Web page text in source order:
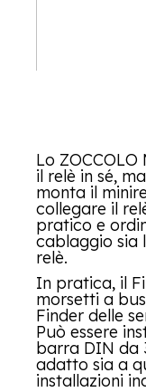
Lo ZOCCOLO
il relè in sé,
monta il
collegare il
pratico e
cablaggio sia
relè.
In pratica, il
morsetti a
Finder delle
Può essere
barra DIN da
adatto sia a
installazioni